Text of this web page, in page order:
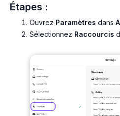
Étapes :
Ouvrez Paramètres dans
Sélectionnez Raccourcis